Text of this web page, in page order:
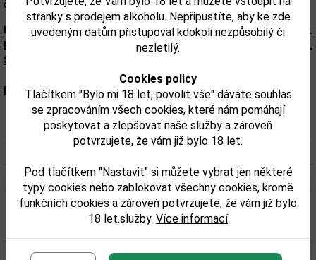
stránky s prodejem alkoholu. Nepřipustíte, aby ke zde
uvedeným datům přistupoval kdokoli nezpůsobilý či
nezletilý.
Cookies policy
Tlačítkem "Bylo mi 18 let, povolit vše" dáváte souhlas
se zpracováním všech cookies, které nám pomáhají
poskytovat a zlepšovat naše služby a zároveň
potvrzujete, že vám již bylo 18 let.
Pod tlačítkem "Nastavit" si můžete vybrat jen některé
typy cookies nebo zablokovat všechny cookies, kromě
funkčních cookies a zároveň potvrzujete, že vám již bylo
18 let.služby. Více informací
čerstvého dreva, toffee, vanilky a dubu.
Upozorňujeme, že tento produkt môže obsahovať alergény.
Presné zloženie a alergény sú k dispozícii na obale výrobku.
Skontrolujte prosím pred konzumáciou.
Parametry:
Obsah alkoholu obj. %: 40
Objem obalu (L):
Související zboží